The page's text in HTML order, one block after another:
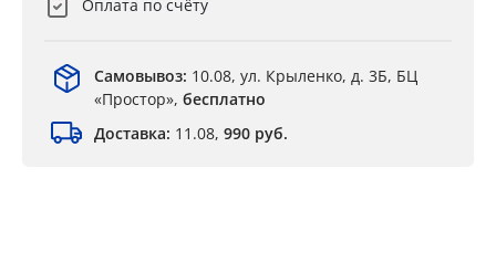
Оплата по счёту
Самовывоз: 10.08, ул. Крыленко, д. 3Б, БЦ
«Простор», бесплатно
Доставка: 11.08, 990 руб.